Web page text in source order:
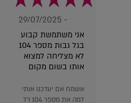
- 29/07/2025
אני משתמשת קבוע
בגל גבות מספר 104
לא מצליחה למצוא
אותו בשום מקום
אשמח אם יעדכנו אותי
למה את מספר 104 דל